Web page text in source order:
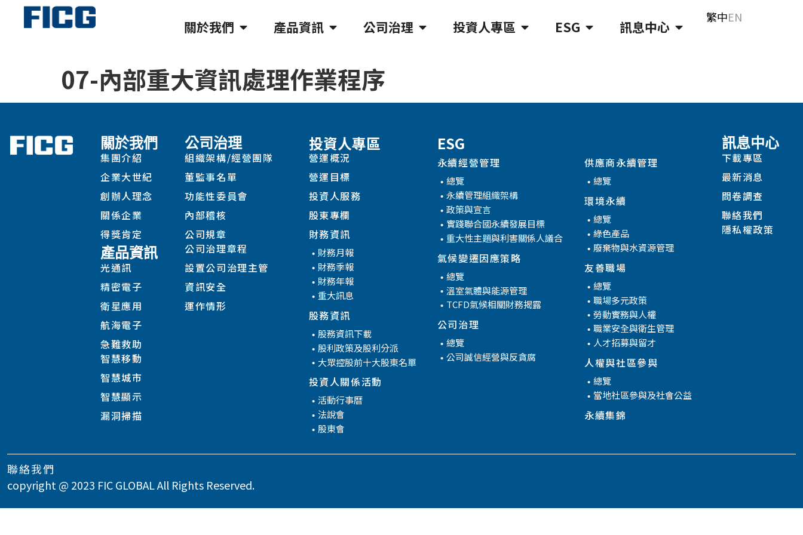
關於我們 產品資訊 公司治理 投資人專區 ESG 訊息中心
繁中EN
07-內部重大資訊處理作業程序
關於我們
集團介紹
企業大世紀
創辦人理念
關係企業
得獎肯定
產品資訊
光通訊
精密電子
衛星應用
航海電子
急難救助
智慧移動
智慧城市
智慧顯示
漏洞掃描
公司治理
組織架構/經營團隊
董監事名單
功能性委員會
內部稽核
公司規章
公司治理章程
設置公司治理主管
資訊安全
運作情形
投資人專區
營運概況
營運目標
投資人服務
股東專欄
財務資訊
財務月報
財務季報
財務年報
重大訊息
股務資訊
股務資訊下載
股利政策及股利分派
大眾控股前十大股東名單
投資人關係活動
活動行事曆
法說會
股東會
ESG
永續經營管理
總覽
永續管理組織架構
政策與宣言
實踐聯合國永續發展目標
重大性主題與利害關係人議合
氣候變遷因應策略
總覽
溫室氣體與能源管理
TCFD氣候相關財務揭露
公司治理
總覽
公司誠信經營與反貪腐
供應商永續管理
總覽
環境永續
總覽
綠色產品
廢棄物與水資源管理
友善職場
總覽
職場多元政策
勞動實務與人權
職業安全與衛生管理
人才招募與留才
人權與社區參與
總覽
當地社區參與及社會公益
永續集錦
訊息中心
下載專區
最新消息
問卷調查
聯絡我們
隱私權政策
聯絡我們
copyright @ 2023 FIC GLOBAL All Rights Reserved.